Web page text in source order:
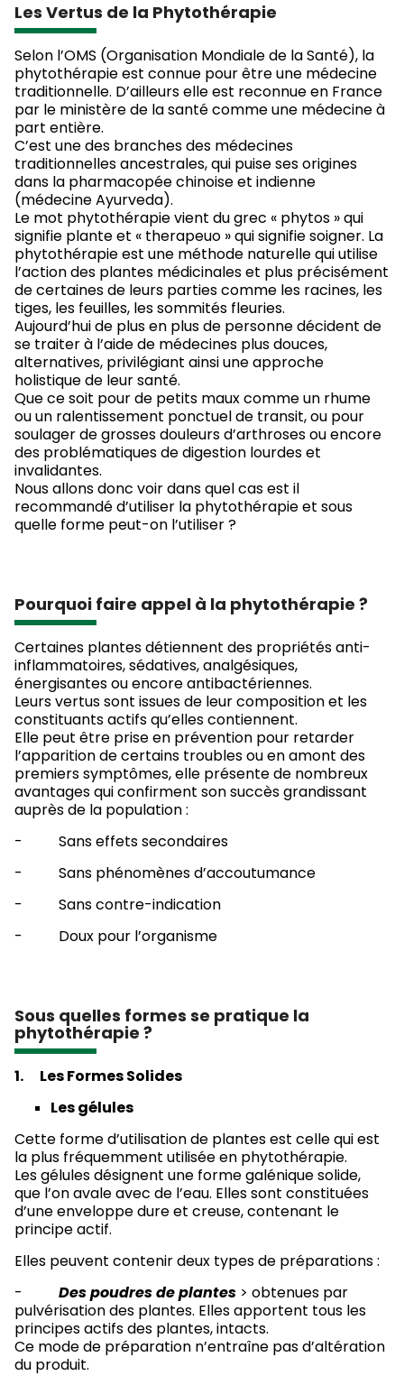
Les Vertus de la Phytothérapie
Selon l’OMS (Organisation Mondiale de la Santé), la
phytothérapie est connue pour être une médecine
traditionnelle. D’ailleurs elle est reconnue en France
par le ministère de la santé comme une médecine à
part entière.
C’est une des branches des médecines
traditionnelles ancestrales, qui puise ses origines
dans la pharmacopée chinoise et indienne
(médecine Ayurveda).
Le mot phytothérapie vient du grec « phytos » qui
signifie plante et « therapeuo » qui signifie soigner. La
phytothérapie est une méthode naturelle qui utilise
l’action des plantes médicinales et plus précisément
de certaines de leurs parties comme les racines, les
tiges, les feuilles, les sommités fleuries.
Aujourd’hui de plus en plus de personne décident de
se traiter à l’aide de médecines plus douces,
alternatives, privilégiant ainsi une approche
holistique de leur santé.
Que ce soit pour de petits maux comme un rhume
ou un ralentissement ponctuel de transit, ou pour
soulager de grosses douleurs d’arthroses ou encore
des problématiques de digestion lourdes et
invalidantes.
Nous allons donc voir dans quel cas est il
recommandé d’utiliser la phytothérapie et sous
quelle forme peut-on l’utiliser ?
Pourquoi faire appel à la phytothérapie ?
Certaines plantes détiennent des propriétés anti-
inflammatoires, sédatives, analgésiques,
énergisantes ou encore antibactériennes.
Leurs vertus sont issues de leur composition et les
constituants actifs qu’elles contiennent.
Elle peut être prise en prévention pour retarder
l’apparition de certains troubles ou en amont des
premiers symptômes, elle présente de nombreux
avantages qui confirment son succès grandissant
auprès de la population :
- Sans effets secondaires
- Sans phénomènes d’accoutumance
- Sans contre-indication
- Doux pour l’organisme
Sous quelles formes se pratique la
phytothérapie ?
1. Les Formes Solides
Les gélules
Cette forme d’utilisation de plantes est celle qui est
la plus fréquemment utilisée en phytothérapie.
Les gélules désignent une forme galénique solide,
que l’on avale avec de l’eau. Elles sont constituées
d’une enveloppe dure et creuse, contenant le
principe actif.
Elles peuvent contenir deux types de préparations :
- Des poudres de plantes > obtenues par
pulvérisation des plantes. Elles apportent tous les
principes actifs des plantes, intacts.
Ce mode de préparation n’entraîne pas d’altération
du produit.